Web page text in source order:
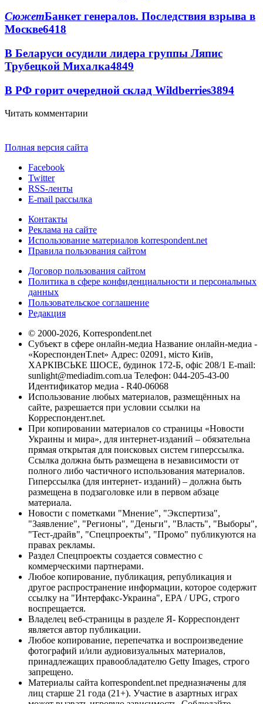
СюжетБанкет генералов. Последствия взрыва в
Москве6418
В Беларуси осудили лидера группы Ляпис
Трубецкой Михалка4849
В РФ горит очередной склад Wildberries3894
Читать комментарии
Полная версия сайта
Facebook
Twitter
RSS-ленты
E-mail рассылка
Контакты
Реклама на сайте
Использование материалов korrespondent.net
Правила пользования сайтом
Договор пользования сайтом
Политика в сфере конфиденциальности и персональных
данных
Пользовательское соглашение
Редакция
© 2000-2026, Korrespondent.net
Субъект в сфере онлайн-медиа Название онлайн-медиа -
«КореспонденТ.net» Адрес: 02091, місто Київ,
ХАРКІВСЬКЕ ШОСЕ, будинок 172-Б, офіс 208/1 E-mail:
sunlight@mediadim.com.ua Телефон: 044-205-43-00
Идентификатор медиа - R40-06068
Использование любых материалов, размещённых на
сайте, разрешается при условии ссылки на
Корреспондент.net.
При копировании материалов со страницы «Новости
Украины и мира», для интернет-изданий – обязательна
прямая открытая для поисковых систем гиперссылка.
Ссылка должна быть размещена в независимости от
полного либо частичного использования материалов.
Гиперссылка (для интернет- изданий) – должна быть
размещена в подзаголовке или в первом абзаце
материала.
Новости с пометками "Мнение", "Экспертиза",
"Заявление", "Регионы", "Деньги", "Власть", "Выборы",
"Тест-драйв", "Спецпроекты", "Промо" публикуются на
правах рекламы.
Раздел Спецпроекты создается совместно с
коммерческими партнерами.
Любое копирование, публикация, републикация и
другое распространение информации, которое содержит
ссылку на "Интерфакс-Украина", EPA / UPG, строго
воспрещается.
Владелец веб-страницы в разделе Я- Корреспондент
является автор публикации.
Любое копирование, перепечатка и воспроизведение
фотографий и/или аудиовизуальных материалов,
принадлежащих правообладателю Getty Images, строго
запрещено.
Материалы сайта korrespondent.net предназначены для
лиц старше 21 года (21+). Участие в азартных играх